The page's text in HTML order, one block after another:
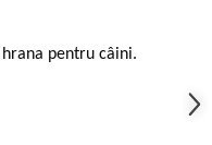
pentru câini.